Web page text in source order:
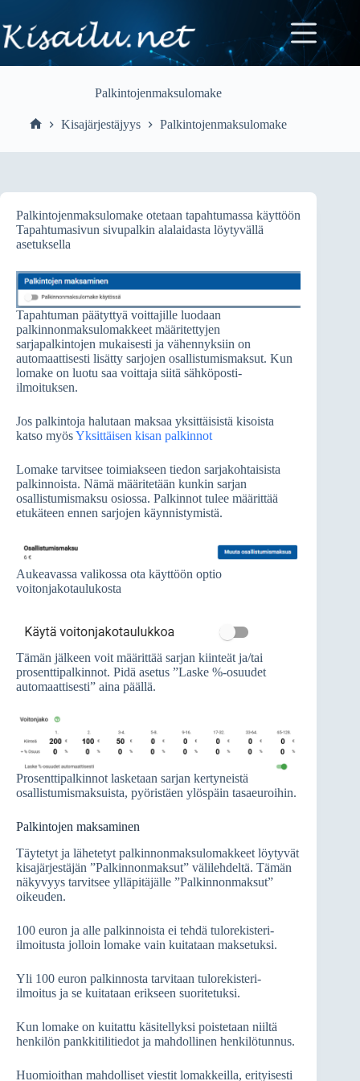
content
Palkintojenmaksulomake
Kisajärjestäjyys Palkintojenmaksulomake
Palkintojenmaksulomake otetaan tapahtumassa käyttöön
Tapahtumasivun sivupalkin alalaidasta löytyvällä
asetuksella
Tapahtuman päätyttyä voittajille luodaan
palkinnonmaksulomakkeet määritettyjen
sarjapalkintojen mukaisesti ja vähennyksiin on
automaattisesti lisätty sarjojen osallistumismaksut. Kun
lomake on luotu saa voittaja siitä sähköposti-
ilmoituksen.
Jos palkintoja halutaan maksaa yksittäisistä kisoista
katso myösYksittäisen kisan palkinnot
Lomake tarvitsee toimiakseen tiedon sarjakohtaisista
palkinnoista. Nämä määritetään kunkin sarjan
osallistumismaksu osiossa. Palkinnot tulee määrittää
etukäteen ennen sarjojen käynnistymistä.
Aukeavassa valikossa ota käyttöön optio
voitonjakotaulukosta
Tämän jälkeen voit määrittää sarjan kiinteät ja/tai
prosenttipalkinnot. Pidä asetus ”Laske %-osuudet
automaattisesti” aina päällä.
Prosenttipalkinnot lasketaan sarjan kertyneistä
osallistumismaksuista, pyöristäen ylöspäin tasaeuroihin.
Palkintojen maksaminen
Täytetyt ja lähetetyt palkinnonmaksulomakkeet löytyvät
kisajärjestäjän ”Palkinnonmaksut” välilehdeltä. Tämän
näkyvyys tarvitsee ylläpitäjälle ”Palkinnonmaksut”
oikeuden.
100 euron ja alle palkinnoista ei tehdä tulorekisteri-
ilmoitusta jolloin lomake vain kuitataan maksetuksi.
Yli 100 euron palkinnosta tarvitaan tulorekisteri-
ilmoitus ja se kuitataan erikseen suoritetuksi.
Kun lomake on kuitattu käsitellyksi poistetaan niiltä
henkilön pankkitilitiedot ja mahdollinen henkilötunnus.
Huomioithan mahdolliset viestit lomakkeilla, erityisesti